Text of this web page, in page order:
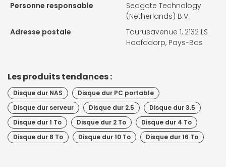
Personne responsable
Seagate Technology
(Netherlands) B.V.
Adresse postale
Taurusavenue 1, 2132 LS
Hoofddorp, Pays-Bas
Les produits tendances :
Disque dur NAS
Disque dur PC portable
Disque dur serveur
Disque dur 2.5
Disque dur 3.5
Disque dur 1 To
Disque dur 2 To
Disque dur 4 To
Disque dur 8 To
Disque dur 10 To Disque dur 16 To